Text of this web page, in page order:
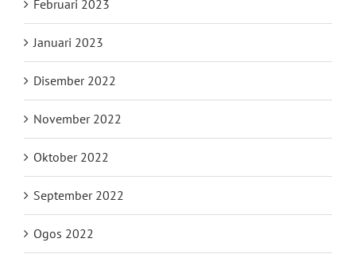
Februari 2023
Januari 2023
Disember 2022
November 2022
Oktober 2022
September 2022
Ogos 2022